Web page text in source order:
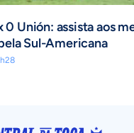
0 Unión: assista aos
Sul-Americana